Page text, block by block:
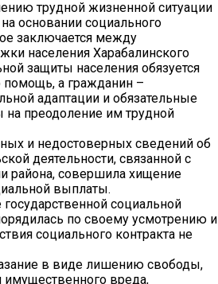
трудной жизненной ситуации
основании социального
заключается между
населения Харабалинского
защиты населения обязуется
помощь, а гражданин –
адаптации и обязательные
на преодоление им трудной
и недостоверных сведений об
деятельности, связанной с
района, совершила хищение
выплаты.
социальной
по своему усмотрению и
социального контракта не
в виде лишению свободы,
вреда,